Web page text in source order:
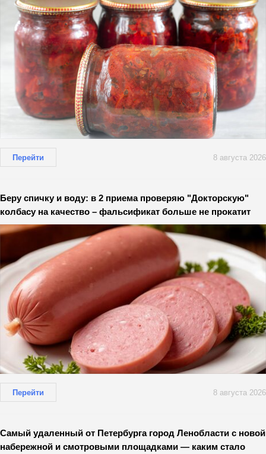
Перейти 8 августа 2026
Беру спичку и воду: в 2 приема проверяю "Докторскую"
колбасу на качество – фальсификат больше не прокатит
Перейти 8 августа 2026
Самый удаленный от Петербурга город Ленобласти с новой
набережной и смотровыми площадками — каким стало